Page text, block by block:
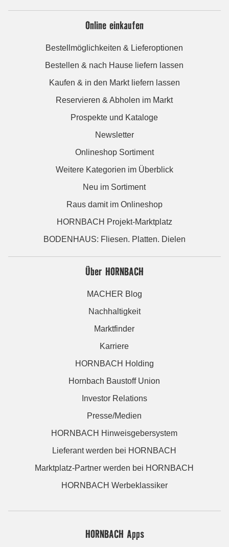
Online einkaufen
Bestellmöglichkeiten & Lieferoptionen
Bestellen & nach Hause liefern lassen
Kaufen & in den Markt liefern lassen
Reservieren & Abholen im Markt
Prospekte und Kataloge
Newsletter
Onlineshop Sortiment
Weitere Kategorien im Überblick
Neu im Sortiment
Raus damit im Onlineshop
HORNBACH Projekt-Marktplatz
BODENHAUS: Fliesen. Platten. Dielen
Über HORNBACH
MACHER Blog
Nachhaltigkeit
Marktfinder
Karriere
HORNBACH Holding
Hornbach Baustoff Union
Investor Relations
Presse/Medien
HORNBACH Hinweisgebersystem
Lieferant werden bei HORNBACH
Marktplatz-Partner werden bei HORNBACH
HORNBACH Werbeklassiker
HORNBACH Apps